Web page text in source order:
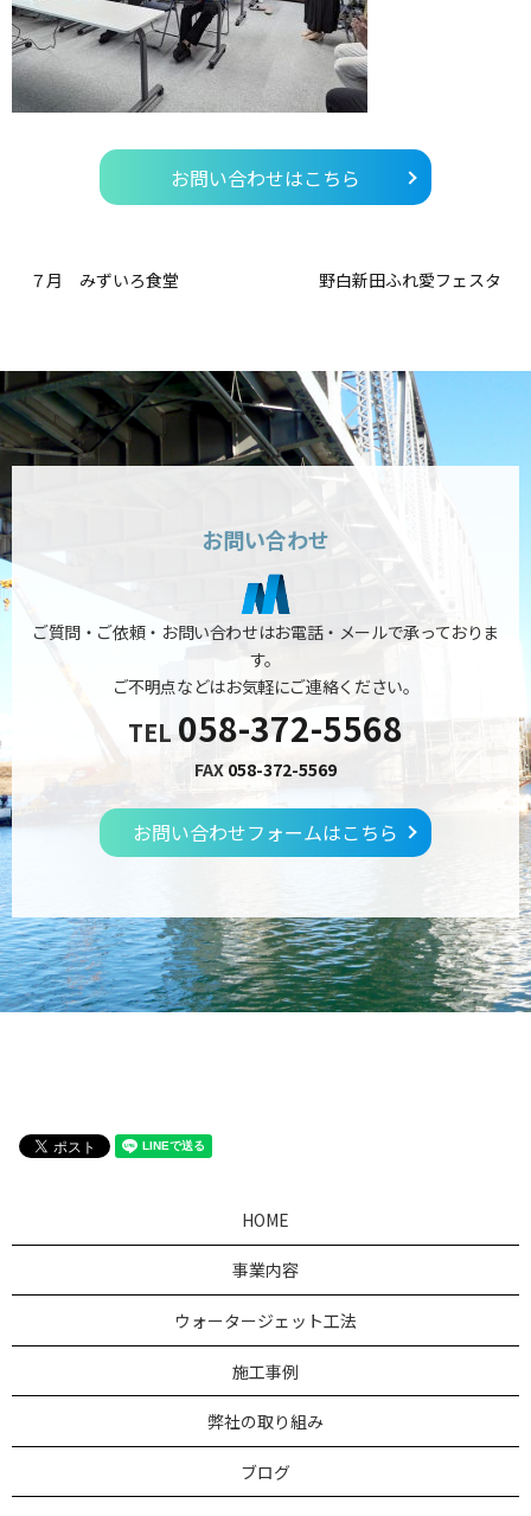
お問い合わせはこちら
７月 みずいろ食堂 野白新田ふれ愛フェスタ
お問い合わせ
ご質問・ご依頼・お問い合わせはお電話・メールで承っておりま
す。
ご不明点などはお気軽にご連絡ください。
TEL 058-372-5568
FAX 058-372-5569
お問い合わせフォームはこちら
HOME
事業内容
ウォータージェット工法
施工事例
弊社の取り組み
ブログ